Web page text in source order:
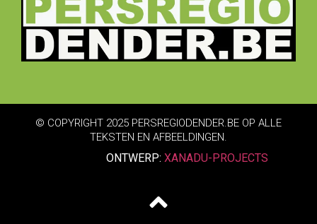
© COPYRIGHT 2025 PERSREGIODENDER.BE OP ALLE
TEKSTEN EN AFBEELDINGEN.
ONTWERP: XANADU-PROJECTS